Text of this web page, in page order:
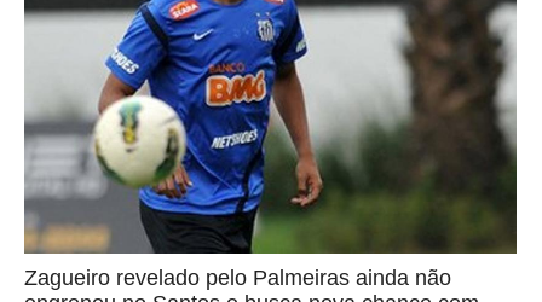
Zagueiro revelado pelo Palmeiras ainda não